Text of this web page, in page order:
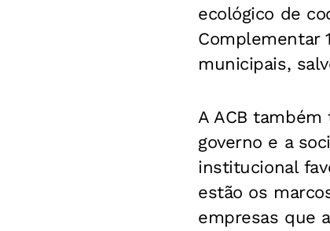
ecológico de
Complementar
municipais,
A ACB
governo e a
institucional
estão os
empresas que